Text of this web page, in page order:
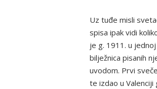
Uz tuđe misli
spisa ipak vidi
je g. 1911. u jednoj
bilježnica pisanih
uvodom. Prvi
te izdao u